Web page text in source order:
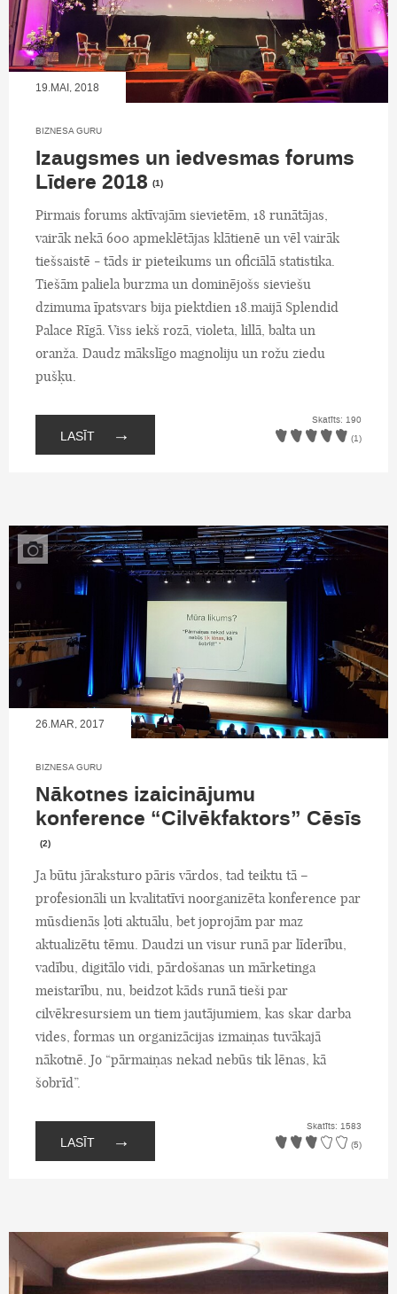
19.MAI, 2018
BIZNESA GURU
Izaugsmes un iedvesmas forums
Līdere 2018 (1)
Pirmais forums aktīvajām sievietēm, 18 runātājas,
vairāk nekā 600 apmeklētājas klātienē un vēl vairāk
tiešsaistē - tāds ir pieteikums un oficiālā statistika.
Tiešām paliela burzma un dominējošs sieviešu
dzimuma īpatsvars bija piektdien 18.maijā Splendid
Palace Rīgā. Viss iekš rozā, violeta, lillā, balta un
oranža. Daudz mākslīgo magnoliju un rožu ziedu
pušķu.
LASĪT →
Skatīts: 190
(1)
26.MAR, 2017
BIZNESA GURU
Nākotnes izaicinājumu
konference “Cilvēkfaktors” Cēsīs
(2)
Ja būtu jāraksturo pāris vārdos, tad teiktu tā –
profesionāli un kvalitatīvi noorganizēta konference par
mūsdienās ļoti aktuālu, bet joprojām par maz
aktualizētu tēmu. Daudzi un visur runā par līderību,
vadību, digitālo vidi, pārdošanas un mārketinga
meistarību, nu, beidzot kāds runā tieši par
cilvēkresursiem un tiem jautājumiem, kas skar darba
vides, formas un organizācijas izmaiņas tuvākajā
nākotnē. Jo “pārmaiņas nekad nebūs tik lēnas, kā
šobrīd”.
LASĪT →
Skatīts: 1583
(5)